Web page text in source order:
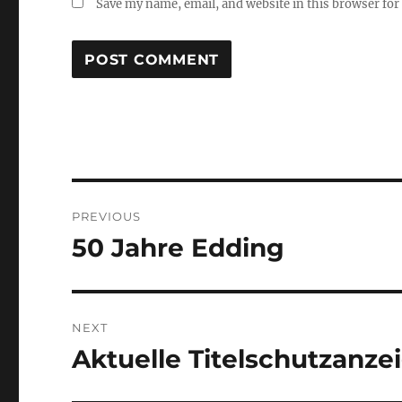
Save my name, email, and website in this browser
navigation
PREVIOUS
Previous
50 Jahre Edding
NEXT
Next
Aktuelle